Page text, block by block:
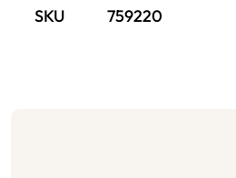
SKU 759220